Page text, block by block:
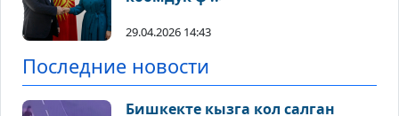
29.04.2026 14:43
Последние новости
Бишкекте кызга кол салган